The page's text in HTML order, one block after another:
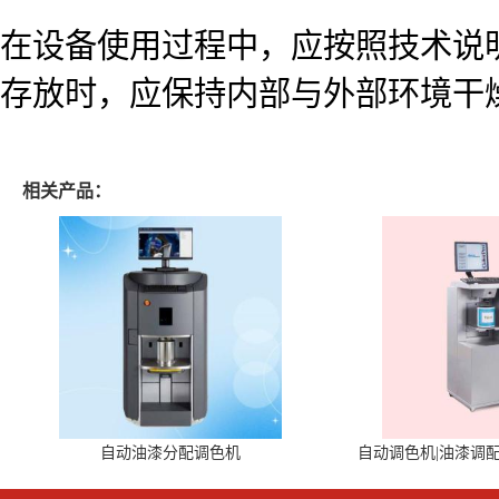
在设备使用过程中，应按照技术
存放时，应保持内部与外部环境
相关产品：
自动油漆分配调色机 自动调色机|油漆调